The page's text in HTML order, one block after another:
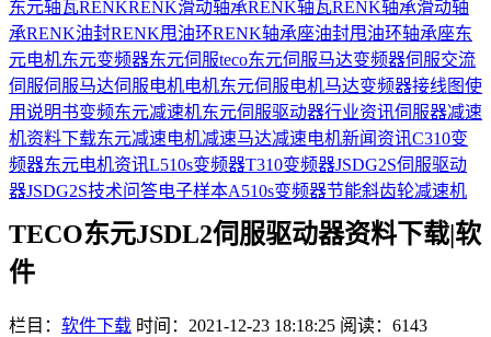
东元轴瓦RENKRENK滑动轴承RENK轴瓦RENK轴承滑动轴
承RENK油封RENK甩油环RENK轴承座油封甩油环轴承座东
元电机东元变频器东元伺服teco东元伺服马达变频器伺服交流
伺服伺服马达伺服电机电机东元伺服电机马达变频器接线图使
用说明书变频东元减速机东元伺服驱动器行业资讯伺服器减速
机资料下载东元减速电机减速马达减速电机新闻资讯C310变
频器东元电机资讯L510s变频器T310变频器JSDG2S伺服驱动
器JSDG2S技术问答电子样本A510s变频器节能斜齿轮减速机
TECO东元JSDL2伺服驱动器资料下载|软
件
栏目： 软件下载 时间：2021-12-23 18:18:25 阅读：6143